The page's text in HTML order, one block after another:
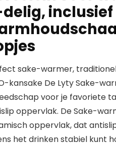
inclusief
sake-warmer,
kansake De Lyty Sake-
voor je favoriete
oppervlak. De Sake-
oppervlak, dat
het drinken stabiel kunt